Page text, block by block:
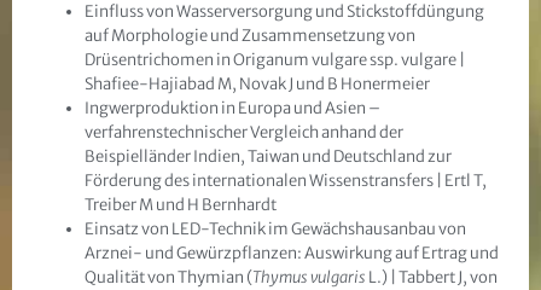
Einfluss von Wasserversorgung und Stickstoffdüngung
auf Morphologie und Zusammensetzung von
Drüsentrichomen in Origanum vulgare ssp. vulgare |
Shafiee-Hajiabad M, Novak J und B Honermeier
Ingwerproduktion in Europa und Asien –
verfahrenstechnischer Vergleich anhand der
Beispielländer Indien, Taiwan und Deutschland zur
Förderung des internationalen Wissenstransfers | Ertl T,
Treiber M und H Bernhardt
Einsatz von LED-Technik im Gewächshausanbau von
Arznei- und Gewürzpflanzen: Auswirkung auf Ertrag und
Qualität von Thymian (Thymus vulgaris L.) | Tabbert J, von